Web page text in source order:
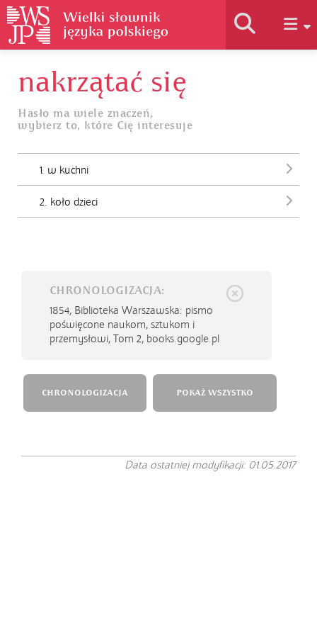
Historia słownika
Jak korzystać
nakrzątać się
Hasło ma wiele znaczeń,
wybierz to, które Cię interesuje
1. w kuchni
2. koło dzieci
CHRONOLOGIZACJA:
1854, Biblioteka Warszawska: pismo
poświęcone naukom, sztukom i
przemysłowi, Tom 2, books.google.pl
CHRONOLOGIZACJA POKAŻ WSZYSTKO
Data ostatniej modyfikacji: 01.05.2017